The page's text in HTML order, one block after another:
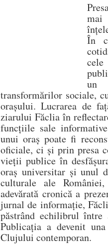
În
un
transformărilor sociale,
orașului. Lucrarea de
ziarului Făclia în
funcțiile sale
unui oraș poate fi
oficiale, ci și prin presa
vieții publice în
oraș universitar și unul
culturale ale
adevărată cronică a
jurnal de informație,
păstrând echilibrul între
Publicația a devenit
Clujului contemporan.